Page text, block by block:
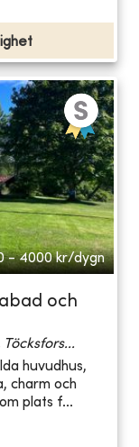
- 4000 kr/dygn
och
huvudhus,
charm och
plats f...